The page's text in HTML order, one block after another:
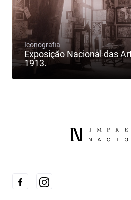
Iconografia
Exposição Nacional das
1913.